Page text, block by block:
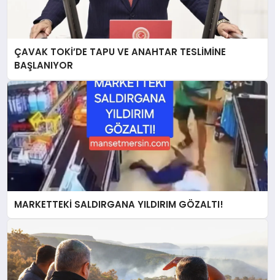
ÇAVAK TOKİ’DE TAPU VE ANAHTAR TESLİMİNE
BAŞLANIYOR
MARKETTEKİ SALDIRGANA YILDIRIM GÖZALTI!